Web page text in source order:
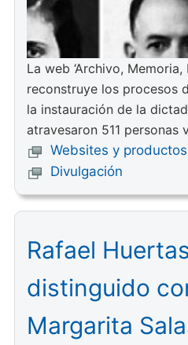
La web ‘Archivo, Memoria,
reconstruye los procesos
la instauración de la
atravesaron 511 personas
Websites y
Divulgación
Rafael
distinguido
Margarita